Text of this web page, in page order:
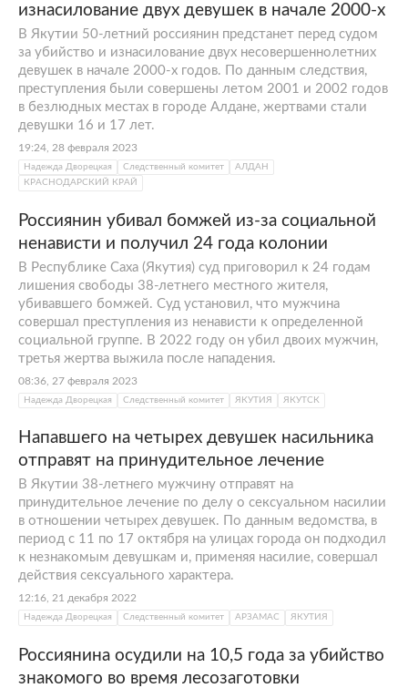
изнасилование двух девушек в начале 2000-х
В Якутии 50-летний россиянин предстанет перед судом
за убийство и изнасилование двух несовершеннолетних
девушек в начале 2000-х годов. По данным следствия,
преступления были совершены летом 2001 и 2002 годов
в безлюдных местах в городе Алдане, жертвами стали
девушки 16 и 17 лет.
19:24, 28 февраля 2023
Надежда Дворецкая Следственный комитет
АЛДАН
КРАСНОДАРСКИЙ КРАЙ
Россиянин убивал бомжей из-за социальной
ненависти и получил 24 года колонии
В Республике Саха (Якутия) суд приговорил к 24 годам
лишения свободы 38-летнего местного жителя,
убивавшего бомжей. Суд установил, что мужчина
совершал преступления из ненависти к определенной
социальной группе. В 2022 году он убил двоих мужчин,
третья жертва выжила после нападения.
08:36, 27 февраля 2023
Надежда Дворецкая Следственный комитет ЯКУТИЯ ЯКУТСК
Напавшего на четырех девушек насильника
отправят на принудительное лечение
В Якутии 38-летнего мужчину отправят на
принудительное лечение по делу о сексуальном насилии
в отношении четырех девушек. По данным ведомства, в
период с 11 по 17 октября на улицах города он подходил
к незнакомым девушкам и, применяя насилие, совершал
действия сексуального характера.
12:16, 21 декабря 2022
Надежда Дворецкая Следственный комитет АРЗАМАС ЯКУТИЯ
Россиянина осудили на 10,5 года за убийство
знакомого во время лесозаготовки